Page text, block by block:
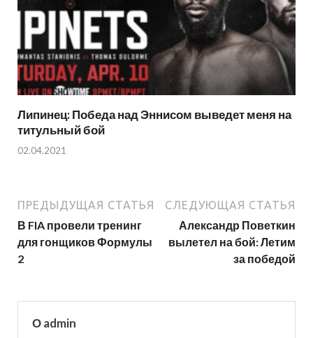
Липинец: Победа над Эннисом выведет меня на
титульный бой
02.04.2021
ПРЕДЫДУЩАЯ СТАТЬЯ
В FIA провели тренинг
для гонщиков Формулы
2
СЛЕДУЮЩАЯ СТАТЬЯ
Александр Поветкин
вылетел на бой: Летим
за победой
О admin